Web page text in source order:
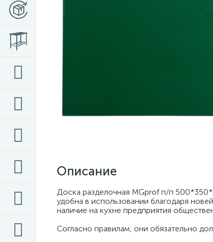
Описание
Доска разделочная MGprof п/п
удобна в использовании благодаря
наличие на кухне предприятия
Согласно правилам, они обязательно